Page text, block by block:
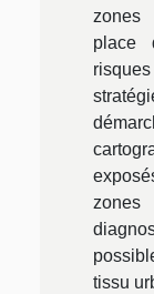
zones
place
tissu